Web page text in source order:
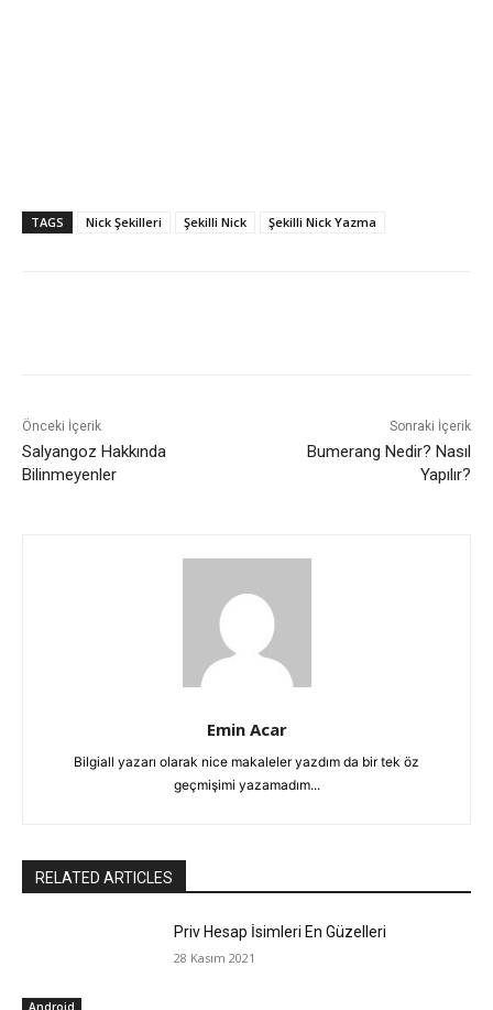
TAGS Nick Şekilleri Şekilli Nick Şekilli Nick Yazma
Önceki İçerik
Salyangoz Hakkında
Bilinmeyenler
Sonraki İçerik
Bumerang Nedir? Nasıl
Yapılır?
Emin Acar
Bilgiall yazarı olarak nice makaleler yazdım da bir tek öz
geçmişimi yazamadım...
RELATED ARTICLES
Android
Priv Hesap İsimleri En Güzelleri
28 Kasım 2021